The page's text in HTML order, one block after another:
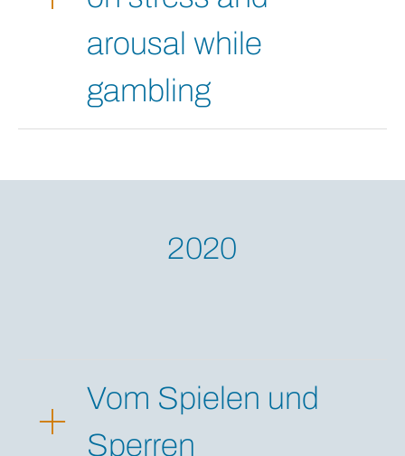
arousal while
gambling
2020
Vom Spielen und
Sperren